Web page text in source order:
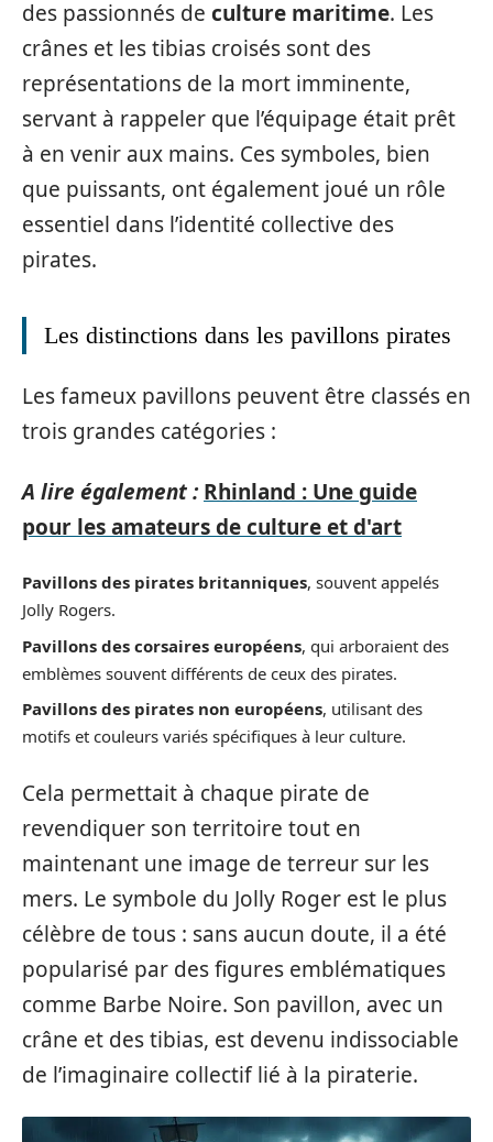
des passionnés de culture maritime. Les
crânes et les tibias croisés sont des
représentations de la mort imminente,
servant à rappeler que l’équipage était prêt
à en venir aux mains. Ces symboles, bien
que puissants, ont également joué un rôle
essentiel dans l’identité collective des
pirates.
Les distinctions dans les pavillons pirates
Les fameux pavillons peuvent être classés en
trois grandes catégories :
A lire également : Rhinland : Une guide
pour les amateurs de culture et d'art
Pavillons des pirates britanniques, souvent appelés
Jolly Rogers.
Pavillons des corsaires européens, qui arboraient des
emblèmes souvent différents de ceux des pirates.
Pavillons des pirates non européens, utilisant des
motifs et couleurs variés spécifiques à leur culture.
Cela permettait à chaque pirate de
revendiquer son territoire tout en
maintenant une image de terreur sur les
mers. Le symbole du Jolly Roger est le plus
célèbre de tous : sans aucun doute, il a été
popularisé par des figures emblématiques
comme Barbe Noire. Son pavillon, avec un
crâne et des tibias, est devenu indissociable
de l’imaginaire collectif lié à la piraterie.